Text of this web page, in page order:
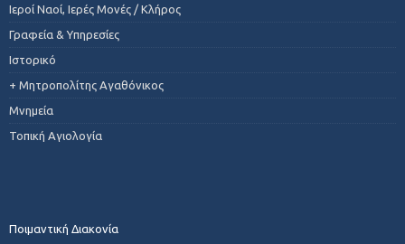
Ιεροί Ναοί, Ιερές Μονές / Κλήρος
Γραφεία & Υπηρεσίες
Ιστορικό
+ Μητροπολίτης Αγαθόνικος
Μνημεία
Τοπική Αγιολογία
Ποιμαντική Διακονία